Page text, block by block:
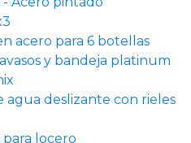
acero para 6 botellas
y bandeja platinum
deslizante con rieles
locero